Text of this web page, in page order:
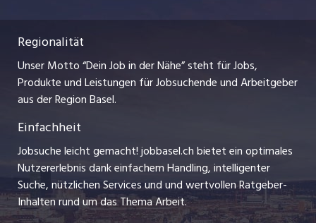
Lehrstellen
Ferienjobs
Management / Kader-Jobs
Arbeitgeber
Jobline
Impressum
Stellenmeldepflicht
Bewerber-Cockpit
myjob.ch
jobzüri.ch
ajourjob.ch
bzbasel.ch
CH Media
Regionalität
Unser Motto “Dein Job in der Nähe” steht für Jobs,
Produkte und Leistungen für Jobsuchende und Arbeitgeber
aus der Region Basel.
Einfachheit
Jobsuche leicht gemacht! jobbasel.ch bietet ein optimales
Nutzererlebnis dank einfachem Handling, intelligenter
Suche, nützlichen Services und und wertvollen Ratgeber-
Inhalten rund um das Thema Arbeit.